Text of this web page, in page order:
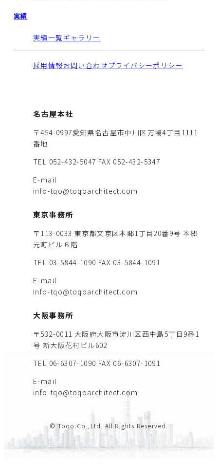
実績
実績一覧 ギャラリー
採用情報 お問い合わせ プライバシーポリシー
名古屋本社
〒454-0997愛知県名古屋市中川区万場4丁目1111
番地
TEL 052-432-5047 FAX 052-432-5347
E-mail
info-tqo@toqoarchitect.com
東京事務所
〒113-0033 東京都文京区本郷1丁目20番9号 本郷
元町ビル６階
TEL 03-5844-1090 FAX 03-5844-1091
E-mail
info-tqo@toqoarchitect.com
大阪事務所
〒532-0011 大阪府大阪市淀川区西中島5丁目9番1
号 新大阪花村ビル602
TEL 06-6307-1090 FAX 06-6307-1091
E-mail
info-tqo@toqoarchitect.com
© Toqo.Co.,Ltd. All Rights Reserved.